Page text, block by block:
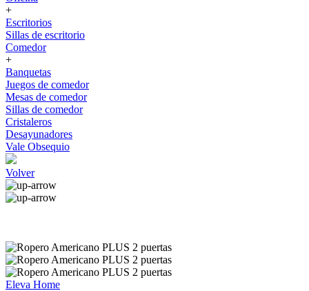
+
Escritorios
Sillas de escritorio
Comedor
+
Banquetas
Juegos de comedor
Mesas de comedor
Sillas de comedor
Cristaleros
Desayunadores
Vale Obsequio
Volver
Eleva Home